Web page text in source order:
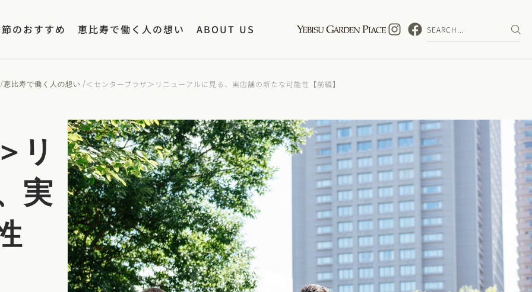
のおすすめ 恵比寿で働く人の想い ABOUT US
/恵比寿で働く人の想い /＜センタープラザ＞リニューアルに見る、実店舗の新たな可能性【前編】
リ
実